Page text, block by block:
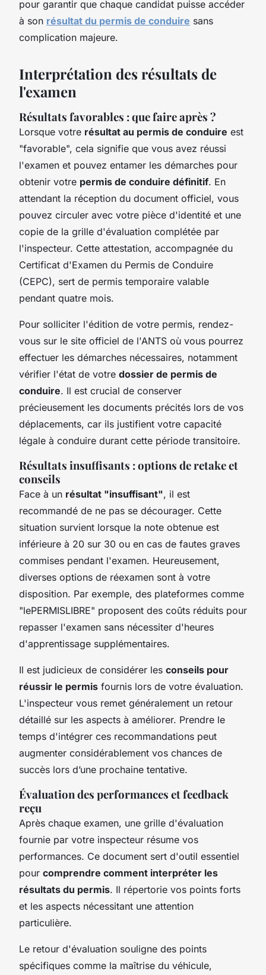
pour garantir que chaque candidat puisse accéder
à son résultat du permis de conduire sans
complication majeure.
Interprétation des résultats de
l'examen
Résultats favorables : que faire après ?
Lorsque votre résultat au permis de conduire est
"favorable", cela signifie que vous avez réussi
l'examen et pouvez entamer les démarches pour
obtenir votre permis de conduire définitif. En
attendant la réception du document officiel, vous
pouvez circuler avec votre pièce d'identité et une
copie de la grille d'évaluation complétée par
l'inspecteur. Cette attestation, accompagnée du
Certificat d'Examen du Permis de Conduire
(CEPC), sert de permis temporaire valable
pendant quatre mois.
Pour solliciter l'édition de votre permis, rendez-
vous sur le site officiel de l'ANTS où vous pourrez
effectuer les démarches nécessaires, notamment
vérifier l'état de votre dossier de permis de
conduire. Il est crucial de conserver
précieusement les documents précités lors de vos
déplacements, car ils justifient votre capacité
légale à conduire durant cette période transitoire.
Résultats insuffisants : options de retake et
conseils
Face à un résultat "insuffisant", il est
recommandé de ne pas se décourager. Cette
situation survient lorsque la note obtenue est
inférieure à 20 sur 30 ou en cas de fautes graves
commises pendant l'examen. Heureusement,
diverses options de réexamen sont à votre
disposition. Par exemple, des plateformes comme
"lePERMISLIBRE" proposent des coûts réduits pour
repasser l'examen sans nécessiter d'heures
d'apprentissage supplémentaires.
Il est judicieux de considérer les conseils pour
réussir le permis fournis lors de votre évaluation.
L'inspecteur vous remet généralement un retour
détaillé sur les aspects à améliorer. Prendre le
temps d'intégrer ces recommandations peut
augmenter considérablement vos chances de
succès lors d’une prochaine tentative.
Évaluation des performances et feedback
reçu
Après chaque examen, une grille d'évaluation
fournie par votre inspecteur résume vos
performances. Ce document sert d'outil essentiel
pour comprendre comment interpréter les
résultats du permis. Il répertorie vos points forts
et les aspects nécessitant une attention
particulière.
Le retour d'évaluation souligne des points
spécifiques comme la maîtrise du véhicule,